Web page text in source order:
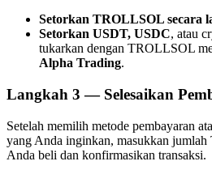
Referensi
Undang teman untuk
BTC Welcome Rewards
Setorkan TROLLSOL secara
Setorkan USDT, USDC, atau
tukarkan dengan TROLLSOL
Alpha Trading.
Langkah 3 — Selesaikan
Setelah memilih metode pembayaran
yang Anda inginkan, masukkan
Anda beli dan konfirmasikan transaksi.